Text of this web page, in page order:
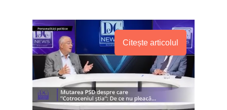
Citește articolul